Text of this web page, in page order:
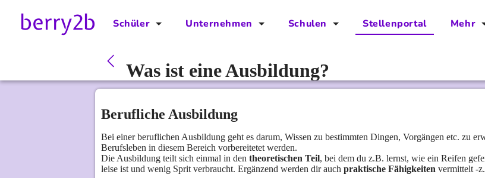
Schüler
Schulplaner
Unterstütze uns!
Unternehmen
Preise
Schulen
Vorteile für Schulen
Stellenportal Mehr
Über
Presse
Was ist eine Ausbildung?
Berufliche Ausbildung
Bei einer beruflichen Ausbildung geht es darum, Wissen zu bestimmten Dingen, Vorgängen etc. zu
Berufsleben in diesem Bereich vorbereitetet werden.
Die Ausbildung teilt sich einmal in den theoretischen Teil, bei dem du z.B. lernst, wie ein Reifen
leise ist und wenig Sprit verbraucht. Ergänzend werden dir auch praktische Fähigkeiten vermittelt -